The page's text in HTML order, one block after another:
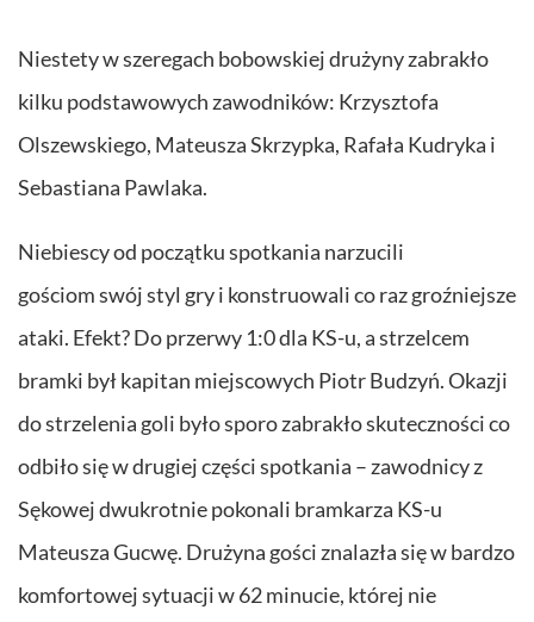
Niestety w szeregach bobowskiej drużyny zabrakło
kilku podstawowych zawodników: Krzysztofa
Olszewskiego, Mateusza Skrzypka, Rafała Kudryka i
Sebastiana Pawlaka.
Niebiescy od początku spotkania narzucili
gościom swój styl gry i konstruowali co raz groźniejsze
ataki. Efekt? Do przerwy 1:0 dla KS-u, a strzelcem
bramki był kapitan miejscowych Piotr Budzyń. Okazji
do strzelenia goli było sporo zabrakło skuteczności co
odbiło się w drugiej części spotkania – zawodnicy z
Sękowej dwukrotnie pokonali bramkarza KS-u
Mateusza Gucwę. Drużyna gości znalazła się w bardzo
komfortowej sytuacji w 62 minucie, której nie